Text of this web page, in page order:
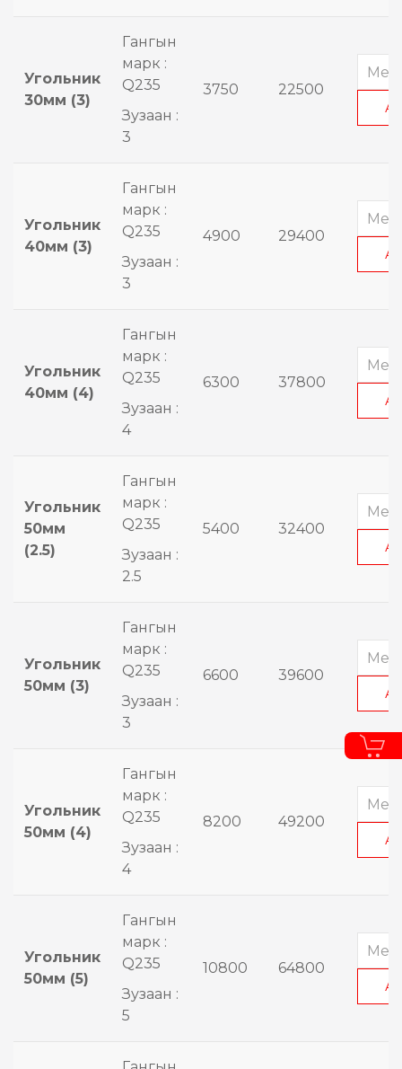
Угольник
30мм (3)
Гангын
марк :
Q235
Зузаан :
3
3750 22500
Угольник
40мм (3)
Гангын
марк :
Q235
Зузаан :
3
4900 29400
Угольник
40мм (4)
Гангын
марк :
Q235
Зузаан :
4
6300 37800
Угольник
50мм
(2.5)
Гангын
марк :
Q235
Зузаан :
2.5
5400 32400
Угольник
50мм (3)
Гангын
марк :
Q235
Зузаан :
3
6600 39600
Угольник
50мм (4)
Гангын
марк :
Q235
Зузаан :
4
8200 49200
Угольник
50мм (5)
Гангын
марк :
Q235
Зузаан :
5
10800 64800